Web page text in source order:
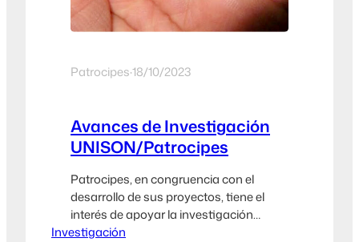
Patrocipes·18/10/2023
Avances de Investigación
UNISON/Patrocipes
Patrocipes, en congruencia con el
desarrollo de sus proyectos, tiene el
interés de apoyar la investigación
Pecuaria, su presidente, Sr Javier A.
Investigación